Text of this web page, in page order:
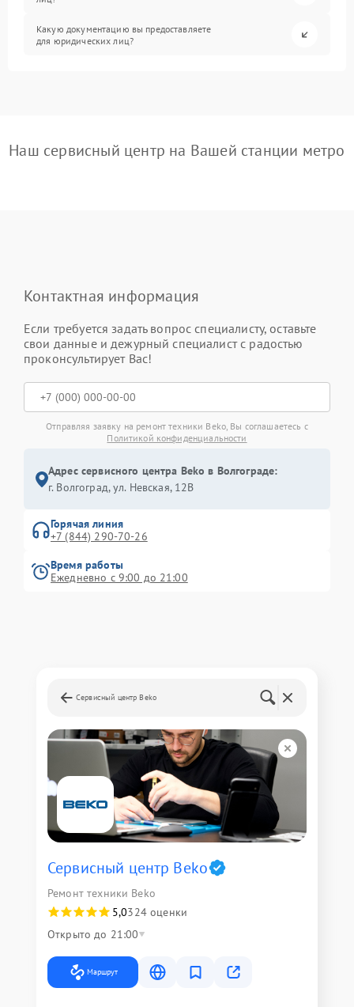
Какую документацию вы предоставляете
для юридических лиц?
Наш сервисный центр на Вашей станции метро
Контактная информация
Если требуется задать вопрос специалисту, оставьте
свои данные и дежурный специалист с радостью
проконсультирует Вас!
Отправляя заявку на ремонт техники Beko, Вы соглашаетесь с
Политикой конфиденциальности
Адрес сервисного центра Beko в Волгограде:
г. Волгоград, ул. Невская, 12В
Горячая линия
+7 (844) 290-70-26
Время работы
Ежедневно с 9:00 до 21:00
Сервисный центр Beko
Сервисный центр Beko
Ремонт техники Beko
5,0324 оценки
Открыто до 21:00
Маршрут